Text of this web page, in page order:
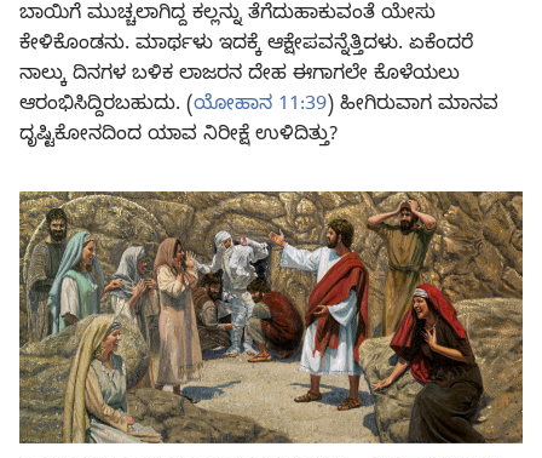
ಬಾಯಿಗೆ ಮುಚ್ಚಲಾಗಿದ್ದ ಕಲ್ಲನ್ನು ತೆಗೆದುಹಾಕುವಂತೆ ಯೇಸು
ಕೇಳಿಕೊಂಡನು. ಮಾರ್ಥಳು ಇದಕ್ಕೆ ಆಕ್ಷೇಪವನ್ನೆತ್ತಿದಳು. ಏಕೆಂದರೆ
ನಾಲ್ಕು ದಿನಗಳ ಬಳಿಕ ಲಾಜರನ ದೇಹ ಈಗಾಗಲೇ ಕೊಳೆಯಲು
ಆರಂಭಿಸಿದ್ದಿರಬಹುದು. (ಯೋಹಾನ 11:39) ಹೀಗಿರುವಾಗ ಮಾನವ
ದೃಷ್ಟಿಕೋನದಿಂದ ಯಾವ ನಿರೀಕ್ಷೆ ಉಳಿದಿತ್ತು?